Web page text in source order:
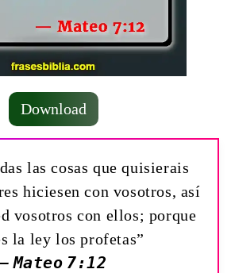
Download
las cosas que quisierais
hiciesen con vosotros, así
vosotros con ellos; porque
la ley los profetas”
— Mateo 7:12